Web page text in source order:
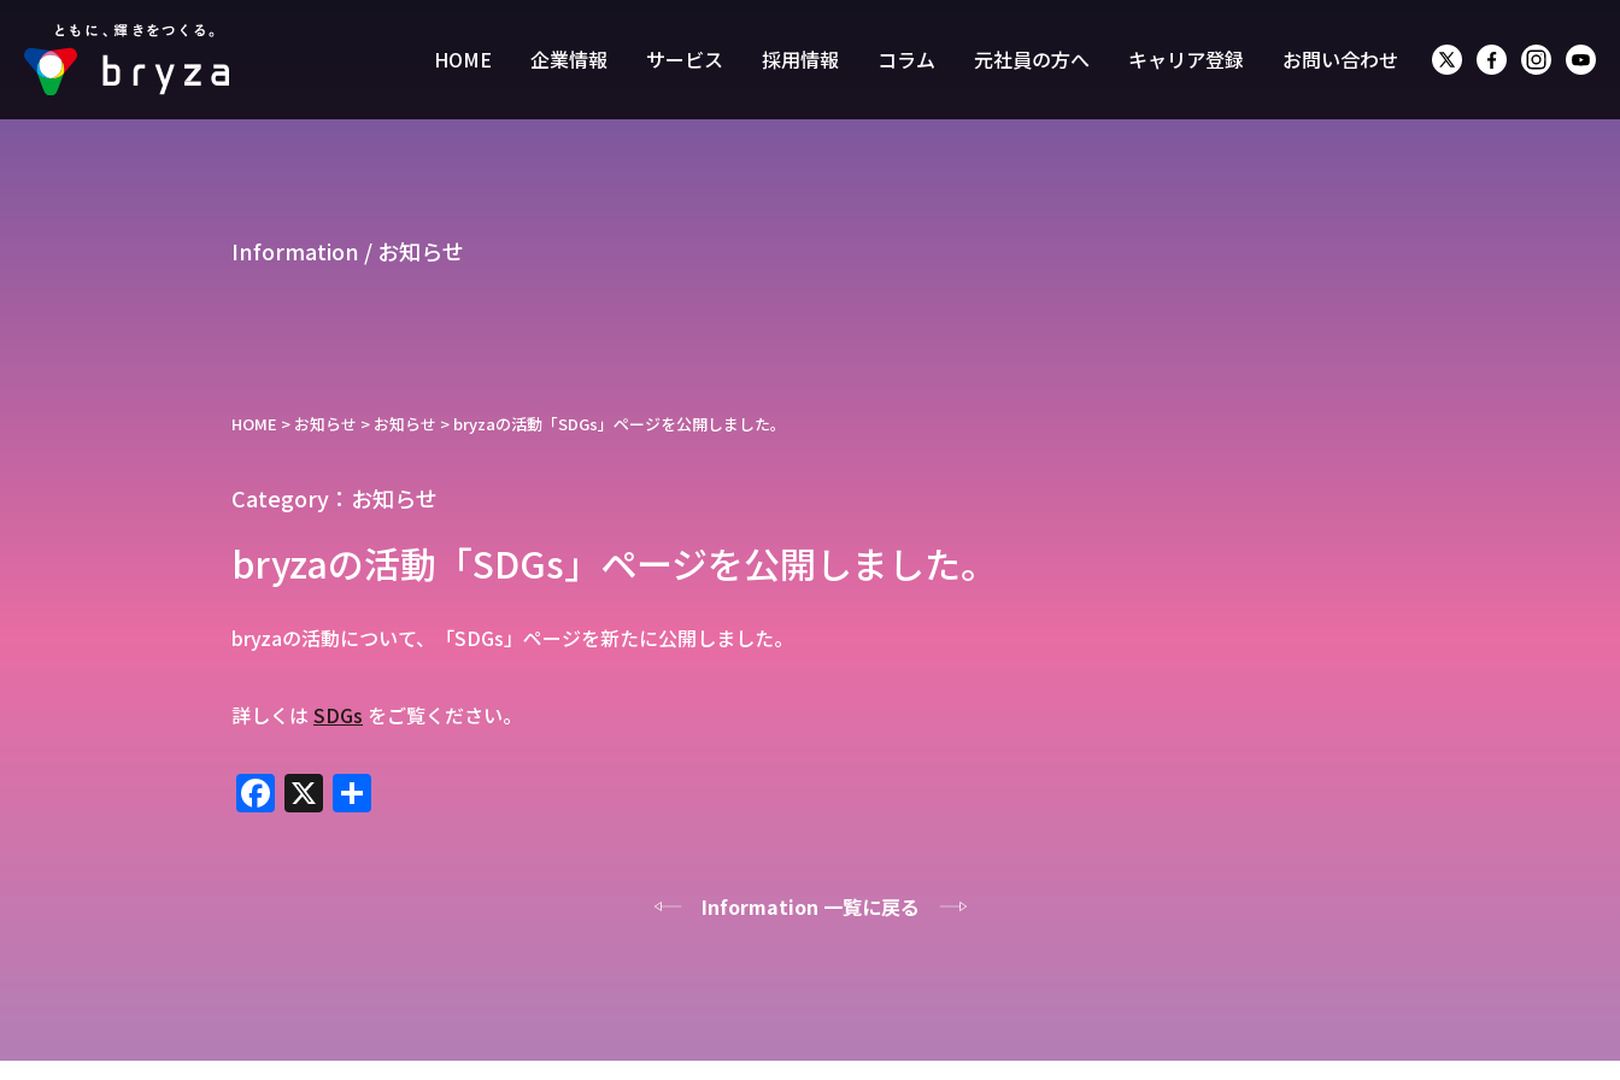
HOME 企業情報 サービス 採用情報 コラム 元社員の方へ キャリア登録 お問い合わせ
Information / お知らせ
HOME > お知らせ > お知らせ > bryzaの活動「SDGs」ページを公開しました。
Category：お知らせ
bryzaの活動「SDGs」ページを公開しました。
bryzaの活動について、「SDGs」ページを新たに公開しました。
詳しくは SDGs をご覧ください。
F
k
X
Information 一覧に戻る